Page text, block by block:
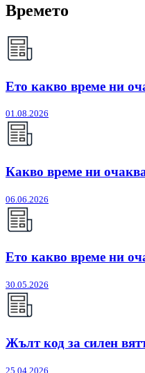
Времето
Ето какво време ни
01.08.2026
Какво време ни
06.06.2026
Ето какво време ни
30.05.2026
Жълт код за силен
25.04.2026